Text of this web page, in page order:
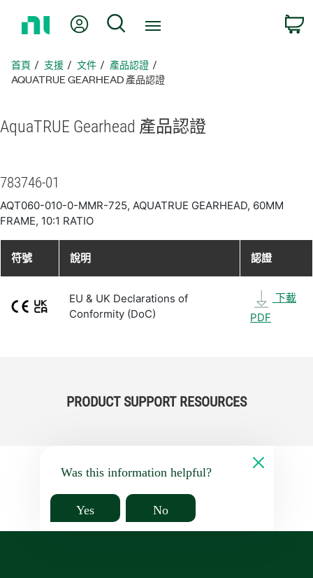
頁
我的帳號 搜尋
首頁 支援 文件
產品認證
AQUATRUE GEARHEAD 產品認證
AquaTRUE Gearhead 產品認證
783746-01
AQT060-010-0-MMR-725, AQUATRUE GEARHEAD, 60MM
FRAME, 10:1 RATIO
符號 說明 認證
EU & UK Declarations of
Conformity (DoC)
下載
PDF
PRODUCT SUPPORT RESOURCES
Was this information helpful?
Yes No